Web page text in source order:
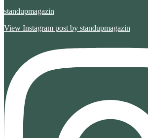
standupmagazin
View Instagram post by standupmagazin